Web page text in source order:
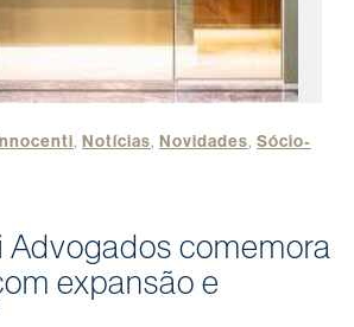
, Notícias, Novidades, Sócio-
Advogados comemora
expansão e